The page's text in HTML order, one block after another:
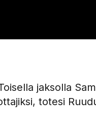
jaksolla
totesi